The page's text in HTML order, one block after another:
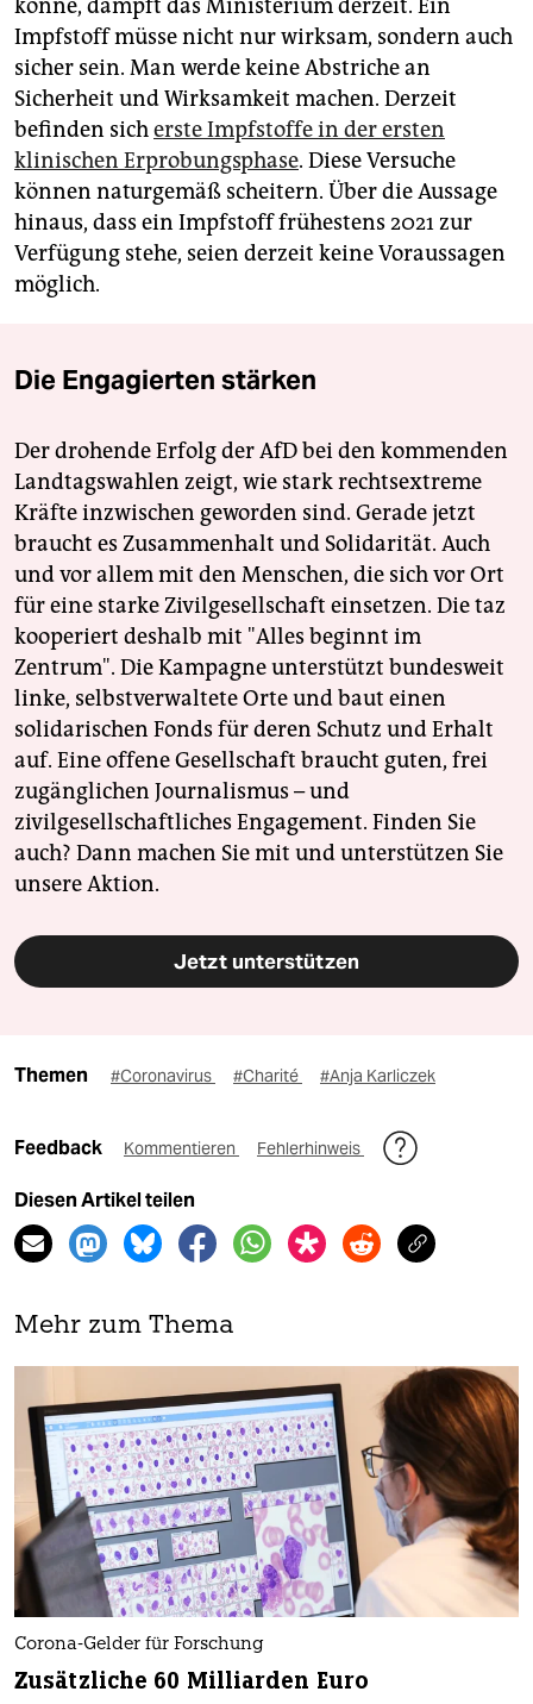
könne, dämpft das Ministerium derzeit. Ein
Impfstoff müsse nicht nur wirksam, sondern auch
sicher sein. Man werde keine Abstriche an
Sicherheit und Wirksamkeit machen. Derzeit
befinden sicherste Impfstoffe in der ersten
klinischen Erprobungsphase. Diese Versuche
können naturgemäß scheitern. Über die Aussage
hinaus, dass ein Impfstoff frühestens 2021 zur
Verfügung stehe, seien derzeit keine Voraussagen
möglich.
Die Engagierten stärken
Der drohende Erfolg der AfD bei den kommenden
Landtagswahlen zeigt, wie stark rechtsextreme
Kräfte inzwischen geworden sind. Gerade jetzt
braucht es Zusammenhalt und Solidarität. Auch
und vor allem mit den Menschen, die sich vor Ort
für eine starke Zivilgesellschaft einsetzen. Die taz
kooperiert deshalb mit "Alles beginnt im
Zentrum". Die Kampagne unterstützt bundesweit
linke, selbstverwaltete Orte und baut einen
solidarischen Fonds für deren Schutz und Erhalt
auf. Eine offene Gesellschaft braucht guten, frei
zugänglichen Journalismus – und
zivilgesellschaftliches Engagement. Finden Sie
auch? Dann machen Sie mit und unterstützen Sie
unsere Aktion.
Jetzt unterstützen
Themen #Coronavirus #Charité #Anja Karliczek
Feedback Kommentieren Fehlerhinweis
Diesen Artikel teilen
Mehr zum Thema
Corona-Gelder für Forschung
Zusätzliche 60 Milliarden Euro